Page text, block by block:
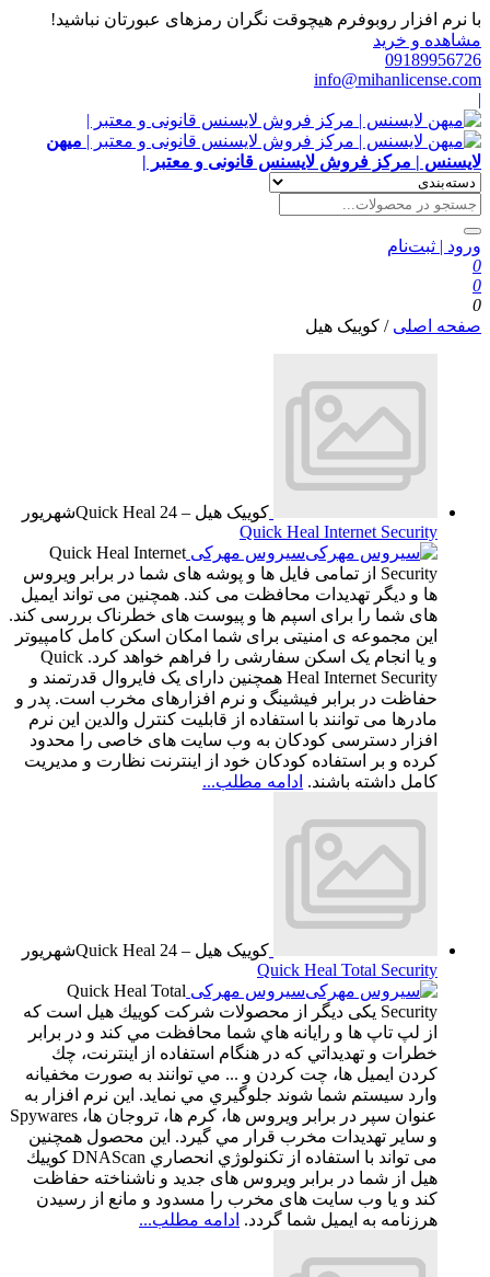
با نرم افزار روبوفرم هیچوقت نگران رمزهای عبورتان نباشید!
مشاهده و خرید
09189956726
info@mihanlicense.com
|
میهن
لایسنس | مرکز فروش لایسنس قانونی و معتبر |
ورود | ثبت‌نام
0
0
0
صفحه اصلی / کوییک هیل
کوییک هیل – Quick Heal 24
شهریور
Quick Heal Internet Security
سیروس مهرکی Quick Heal Internet
Security از تمامی فایل ها و پوشه های شما در برابر ویروس
ها و دیگر تهدیدات محافظت می کند. همچنین می تواند ایمیل
های شما را برای اسپم ها و پیوست های خطرناک بررسی کند.
این مجموعه ی امنیتی برای شما امکان اسکن کامل کامپیوتر
و یا انجام یک اسکن سفارشی را فراهم خواهد کرد. Quick
Heal Internet Security همچنین دارای یک فایروال قدرتمند و
حفاظت در برابر فیشینگ و نرم افزارهای مخرب است. پدر و
مادرها می توانند با استفاده از قابلیت کنترل والدین این نرم
افزار دسترسی کودکان به وب سایت های خاصی را محدود
کرده و بر استفاده کودکان خود از اینترنت نظارت و مدیریت
کامل داشته باشند. ادامه مطلب...
کوییک هیل – Quick Heal 24
شهریور
Quick Heal Total Security
سیروس مهرکی Quick Heal Total
Security یکی دیگر از محصولات شرکت كوييك هيل است که
از لپ تاپ ها و رايانه هاي شما محافظت مي كند و در برابر
خطرات و تهديداتي كه در هنگام استفاده از اينترنت، چك
كردن ايميل ها، چت كردن و ... مي توانند به صورت مخفيانه
وارد سيستم شما شوند جلوگيري مي نمايد. این نرم افزار به
عنوان سپر در برابر ویروس ها، کرم ها، تروجان ها، Spywares
و سایر تهدیدات مخرب قرار مي گيرد. این محصول همچنین
می تواند با استفاده از تكنولوژي انحصاري DNAScan كوييك
هيل از شما در برابر ویروس های جدید و ناشناخته حفاظت
کند و یا وب سایت های مخرب را مسدود و مانع از رسیدن
هرزنامه به ایمیل شما گردد. ادامه مطلب...